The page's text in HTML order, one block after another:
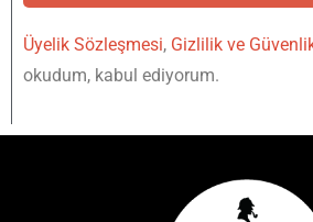
Üyelik Sözleşmesi, Gizlilik ve
okudum, kabul ediyorum.